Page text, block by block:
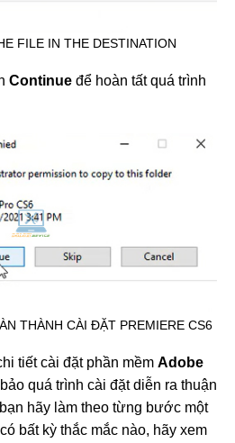
FILE IN THE DESTINATION
Continue để hoàn tất quá trình
THÀNH CÀI ĐẶT PREMIERE CS6
tiết cài đặt phần mềm Adobe
quá trình cài đặt diễn ra thuận
hãy làm theo từng bước một
bất kỳ thắc mắc nào, hãy xem